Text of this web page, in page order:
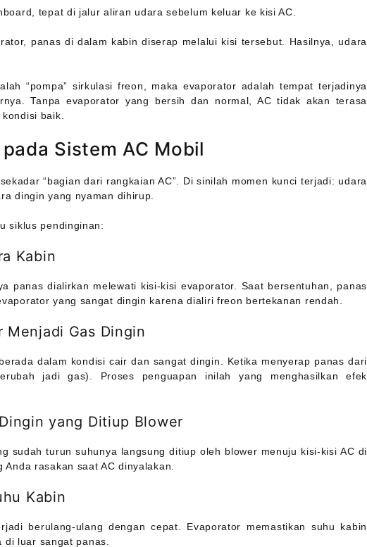
tepat di jalur aliran udara sebelum keluar ke kisi AC.
panas di dalam kabin diserap melalui kisi tersebut. Hasilnya, udara
“pompa” sirkulasi freon, maka evaporator adalah tempat terjadinya
Tanpa evaporator yang bersih dan normal, AC tidak akan terasa
baik.
Sistem AC Mobil
“bagian dari rangkaian AC”. Di sinilah momen kunci terjadi: udara
dingin yang nyaman dihirup.
siklus pendinginan:
Kabin
panas dialirkan melewati kisi-kisi evaporator. Saat bersentuhan, panas
yang sangat dingin karena dialiri freon bertekanan rendah.
Menjadi Gas Dingin
dalam kondisi cair dan sangat dingin. Ketika menyerap panas dari
jadi gas). Proses penguapan inilah yang menghasilkan efek
yang Ditiup Blower
sudah turun suhunya langsung ditiup oleh blower menuju kisi-kisi AC di
rasakan saat AC dinyalakan.
Kabin
berulang-ulang dengan cepat. Evaporator memastikan suhu kabin
luar sangat panas.